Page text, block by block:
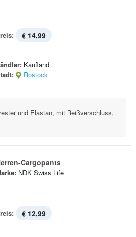
€ 14,99
Kaufland
Rostock
und Elastan, mit Reißverschluss,
Cargopants
NDK Swiss Life
€ 12,99